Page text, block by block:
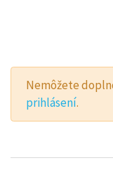
Nemôžete
prihlásení.